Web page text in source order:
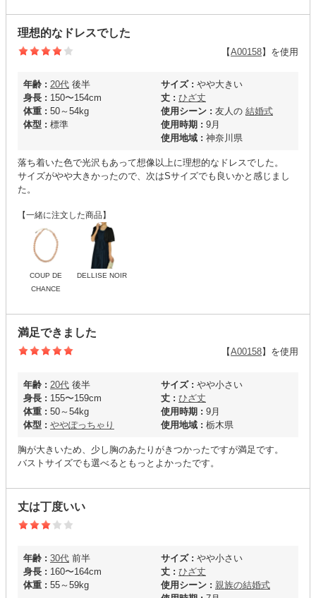
理想的なドレスでした
【A00158】を使用
年齢 : 20代 後半
身長 : 150〜154cm
体重 : 50～54kg
体型 : 標準
サイズ : やや大きい
丈 : ひざ丈
使用シーン : 友人の 結婚式
使用時期 : 9月
使用地域 : 神奈川県
落ち着いた色で光沢もあって想像以上に理想的なドレスでした。
サイズがやや大きかったので、次はSサイズでも良いかと感じまし
た。
【一緒に注文した商品】
COUP DE
CHANCE
DELLISE NOIR
満足できました
【A00158】を使用
年齢 : 20代 後半
身長 : 155〜159cm
体重 : 50～54kg
体型 : ややぽっちゃり
サイズ : やや小さい
丈 : ひざ丈
使用時期 : 9月
使用地域 : 栃木県
胸が大きいため、少し胸のあたりがきつかったですが満足です。
バストサイズでも選べるともっとよかったです。
丈は丁度いい
年齢 : 30代 前半
身長 : 160〜164cm
体重 : 55～59kg
サイズ : やや小さい
丈 : ひざ丈
使用シーン : 親族の結婚式